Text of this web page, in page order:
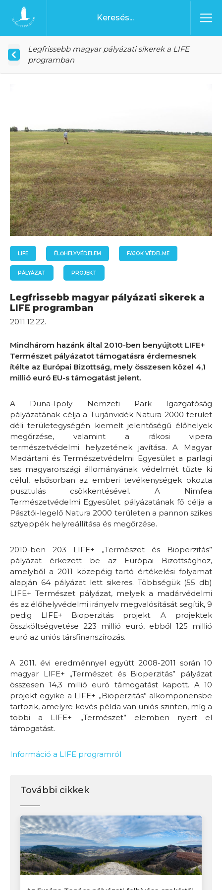
Ugrás a tartalomhoz
Főoldal
Legfrissebb magyar pályázati sikerek a LIFE
programban
LIFE ÉLŐHELYVÉDELEM FAJOK VÉDELME
PÁLYÁZAT PROJEKT
Legfrissebb magyar pályázati sikerek a
LIFE programban
2011.12.22.
Mindhárom hazánk által 2010-ben benyújtott LIFE+
Természet pályázatot támogatásra érdemesnek
ítélte az Európai Bizottság, mely összesen közel 4,1
millió euró EU-s támogatást jelent.
A Duna-Ipoly Nemzeti Park Igazgatóság
pályázatának célja a Turjánvidék Natura 2000 terület
déli területegységén kiemelt jelentőségű élőhelyek
megőrzése, valamint a rákosi vipera
természetvédelmi helyzetének javítása. A Magyar
Madártani és Természetvédelmi Egyesület a parlagi
sas magyarországi állományának védelmét tűzte ki
célul, elsősorban az emberi tevékenységek okozta
pusztulás csökkentésével. A Nimfea
Természetvédelmi Egyesület pályázatának fő célja a
Pásztói-legelő Natura 2000 területen a pannon szikes
sztyeppék helyreállítása és megőrzése.
2010-ben 203 LIFE+ „Természet és Bioperzitás”
pályázat érkezett be az Európai Bizottsághoz,
amelyből a 2011 közepéig tartó értékelési folyamat
alapján 64 pályázat lett sikeres. Többségük (55 db)
LIFE+ Természet pályázat, melyek a madárvédelmi
és az élőhelyvédelmi irányelv megvalósítását segítik, 9
pedig LIFE+ Bioperzitás projekt. A projektek
összköltségvetése 223 millió euró, ebből 125 millió
euró az uniós társfinanszírozás.
A 2011. évi eredménnyel együtt 2008-2011 során 10
magyar LIFE+ „Természet és Bioperzitás” pályázat
összesen 14,3 millió euró támogatást kapott. A 10
projekt egyike a LIFE+ „Bioperzitás” alkomponensbe
tartozik, amelyre kevés példa van uniós szinten, míg a
többi a LIFE+ „Természet” elemben nyert el
támogatást.
Információ a LIFE programról
További cikkek